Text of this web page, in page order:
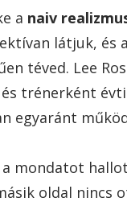
a naiv
látjuk, és
téved. Lee
trénerként
egyaránt
mondatot
oldal nincs